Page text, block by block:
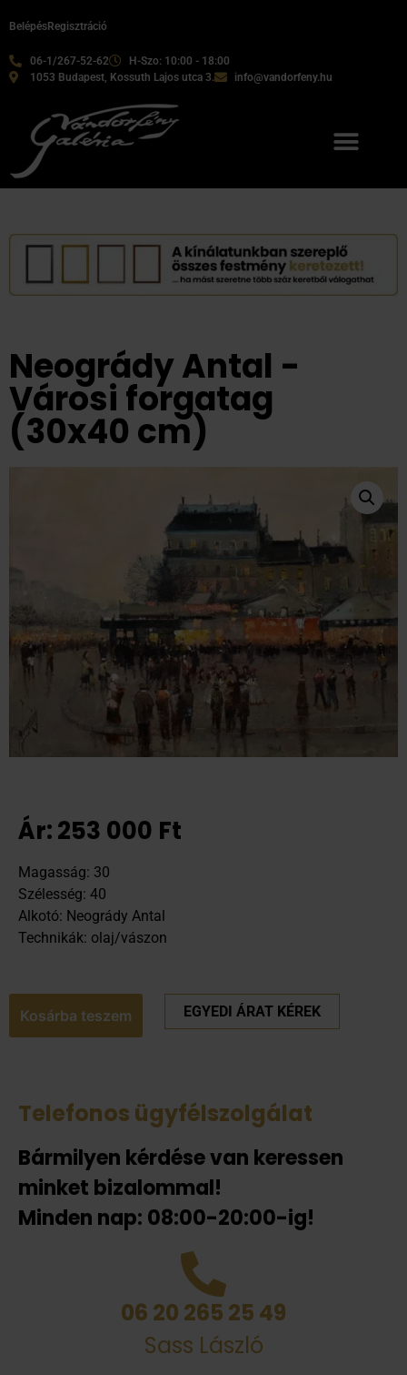
06-1/267-52-62
H-Szo: 10:00 - 18:00
1053 Budapest, Kossuth Lajos utca 3.
info@vandorfeny.hu
BelépésRegisztráció
Neogrády Antal -
Városi forgatag
(30x40 cm)
Ár:253 000 Ft
Magasság: 30
Szélesség: 40
Alkotó: Neogrády Antal
Technikák: olaj/vászon
Kosárba teszem EGYEDI ÁRAT KÉREK
Telefonos ügyfélszolgálat
Bármilyen kérdése van keressen
minket bizalommal!
Minden nap: 08:00-20:00-ig!
06 20 265 25 49
Sass László